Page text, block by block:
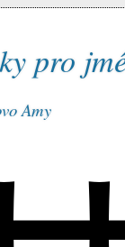
pro
Amy